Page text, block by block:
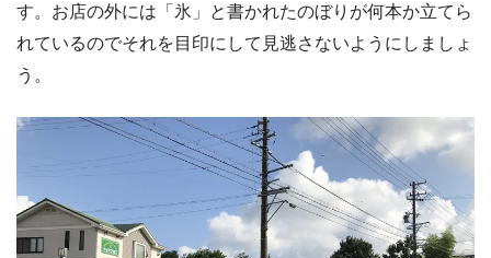
す。お店の外には「氷」と書かれたのぼりが何本か立てら
れているのでそれを目印にして見逃さないようにしましょ
う。